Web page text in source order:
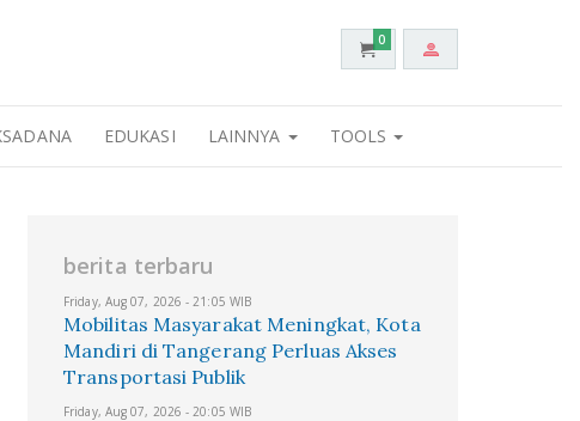
0
EDUKASI LAINNYA TOOLS
berita terbaru
Friday, Aug 07, 2026 - 21:05 WIB
Mobilitas Masyarakat Meningkat, Kota
Mandiri di Tangerang Perluas Akses
Transportasi Publik
Friday, Aug 07, 2026 - 20:05 WIB